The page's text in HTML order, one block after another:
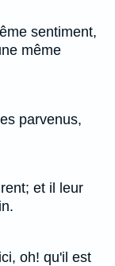
sentiment,
même
parvenus,
et il leur
oh! qu'il est